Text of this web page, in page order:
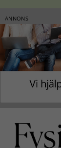
ANNONS
innehållet